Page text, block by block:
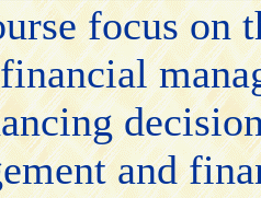
focus on
and